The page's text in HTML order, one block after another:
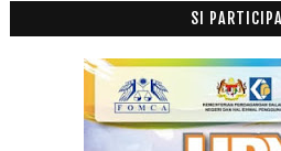
KETENANGAN YANG DI CARI - Senang
Apakah rahsia kejayaan Rasulullah?
Resepi Kejayaan - Berfikiran Positif
Hafal Al-Quran dalam Resort
Cuti @ Study
SI